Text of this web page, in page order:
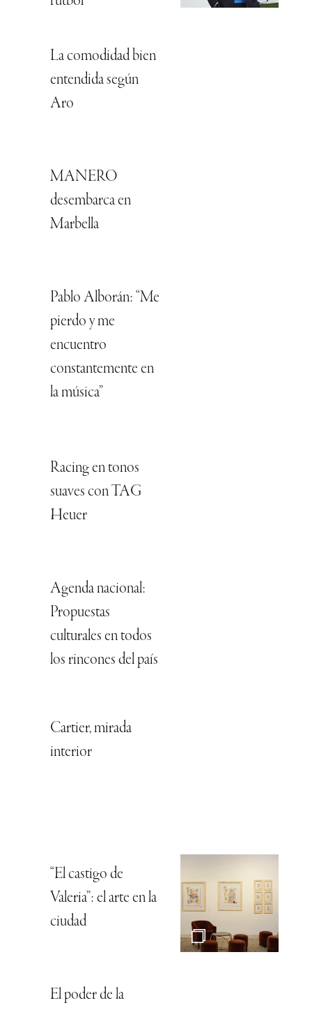
La comodidad bien
entendida según
Aro
MANERO
desembarca en
Marbella
Pablo Alborán: “Me
pierdo y me
encuentro
constantemente en
la música”
Racing en tonos
suaves con TAG
Heuer
Agenda nacional:
Propuestas
culturales en todos
los rincones del país
Cartier, mirada
interior
“El castigo de
Valeria”: el arte en la
ciudad
El poder de la